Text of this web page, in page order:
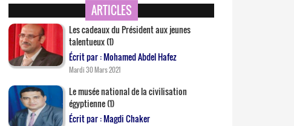
ARTICLES
Les cadeaux du Président aux jeunes
talentueux (1)
Écrit par : Mohamed Abdel Hafez
Mardi 30 Mars 2021
Le musée national de la civilisation
égyptienne (1)
Écrit par : Magdi Chaker